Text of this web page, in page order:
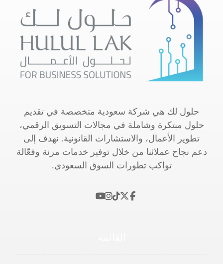
حلول لك هي شركة سعودية متخصصة في تقديم
حلول مبتكرة وشاملة في مجالات التسويق الرقمي،
تطوير الأعمال، والاستشارات القانونية. نهدف إلى
دعم نجاح عملائنا من خلال توفير خدمات مرنة وفعّالة
تواكب تطورات السوق السعودي.